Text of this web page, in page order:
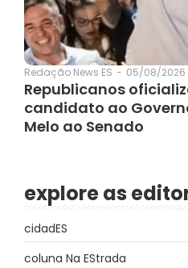
Redação News ES - 05/08/2026
Republicanos
candidato ao
Melo ao Senado
explore as
cidadES
coluna Na EStrada